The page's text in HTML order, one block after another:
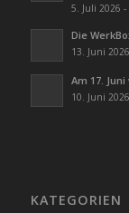
5. Juli 2026 -
Die
13. Juni
Am 17.
10. Juni
KATEGORIEN